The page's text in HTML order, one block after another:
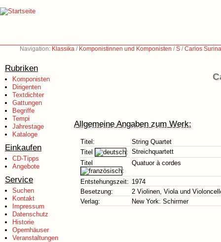
Navigation: Klassika / Komponistinnen und Komponisten /S /Carlos
Rubriken
Komponisten
Dirigenten
Textdichter
Gattungen
Begriffe
Tempi
Jahrestage
Kataloge
Einkaufen
CD-Tipps
Angebote
Service
Suchen
Kontakt
Impressum
Datenschutz
Historie
Opernhäuser
Veranstaltungen
Allgemeine Angaben zum Werk:
Titel:
String Quartet
Titel
: Streichquartett
Titel
:
Quatuor à cordes
Entstehungszeit: 1974
Besetzung:
2 Violinen, Viola und
Verlag:
New York: Schirmer